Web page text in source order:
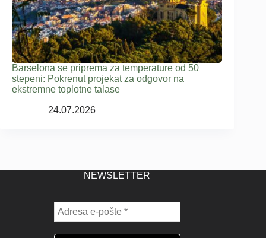
Barselona se priprema za temperature od 50
stepeni: Pokrenut projekat za odgovor na
ekstremne toplotne talase
24.07.2026
NEWSLETTER